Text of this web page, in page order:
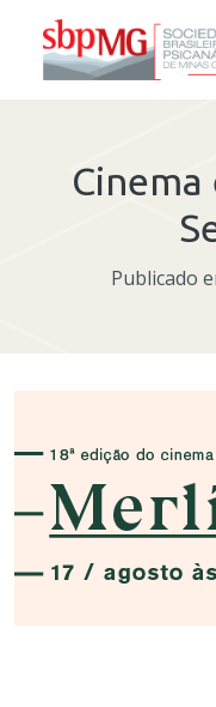
Skip to content
Cinema
Publicado